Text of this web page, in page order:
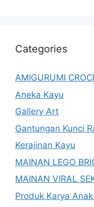
Categories
AMIGURUMI
Aneka Kayu
Gallery Art
Gantungan Kunci
Kerajinan Kayu
MAINAN LEGO
MAINAN VIRAL
Produk Karya